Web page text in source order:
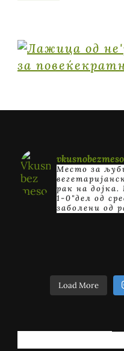
vkusnobezmeso
Место за
рак на дојка.
1-0"дел од
заболени од
Load More